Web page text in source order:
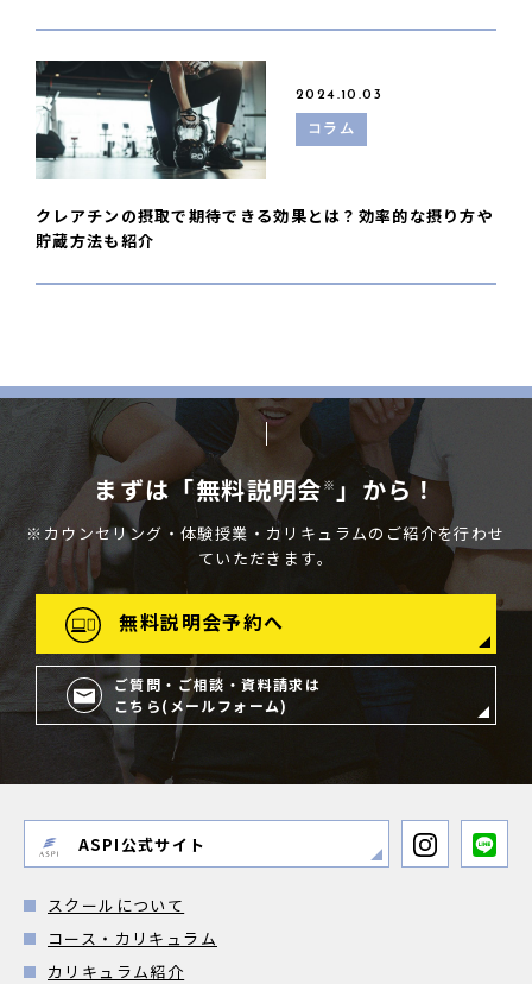
2024.10.03
コラム
クレアチンの摂取で期待できる効果とは？効率的な摂り方や
貯蔵方法も紹介
まずは「無料説明会 ※ 」から！
※カウンセリング・体験授業・カリキュラムのご紹介を行わせ
ていただきます。
無料説明会予約へ
ご質問・ご相談・資料請求は
こちら(メールフォーム)
ASPI公式サイト
スクールについて
コース・カリキュラム
カリキュラム紹介